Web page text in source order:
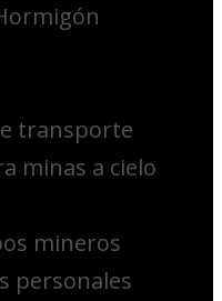
transporte
minas a cielo
mineros
personales